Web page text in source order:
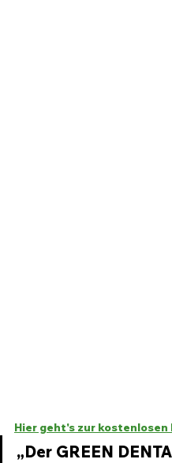
Hier geht's zur kostenlosen
„Der GREEN